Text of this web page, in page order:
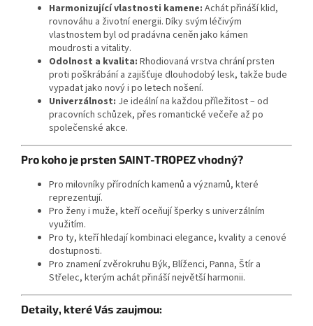
Harmonizující vlastnosti kamene: Achát přináší klid,
rovnováhu a životní energii. Díky svým léčivým
vlastnostem byl od pradávna ceněn jako kámen
moudrosti a vitality.
Odolnost a kvalita: Rhodiovaná vrstva chrání prsten
proti poškrábání a zajišťuje dlouhodobý lesk, takže bude
vypadat jako nový i po letech nošení.
Univerzálnost: Je ideální na každou příležitost – od
pracovních schůzek, přes romantické večeře až po
společenské akce.
Pro koho je prsten SAINT-TROPEZ vhodný?
Pro milovníky přírodních kamenů a významů, které
reprezentují.
Pro ženy i muže, kteří oceňují šperky s univerzálním
využitím.
Pro ty, kteří hledají kombinaci elegance, kvality a cenové
dostupnosti.
Pro znamení zvěrokruhu Býk, Blíženci, Panna, Štír a
Střelec, kterým achát přináší největší harmonii.
Detaily, které Vás zaujmou: